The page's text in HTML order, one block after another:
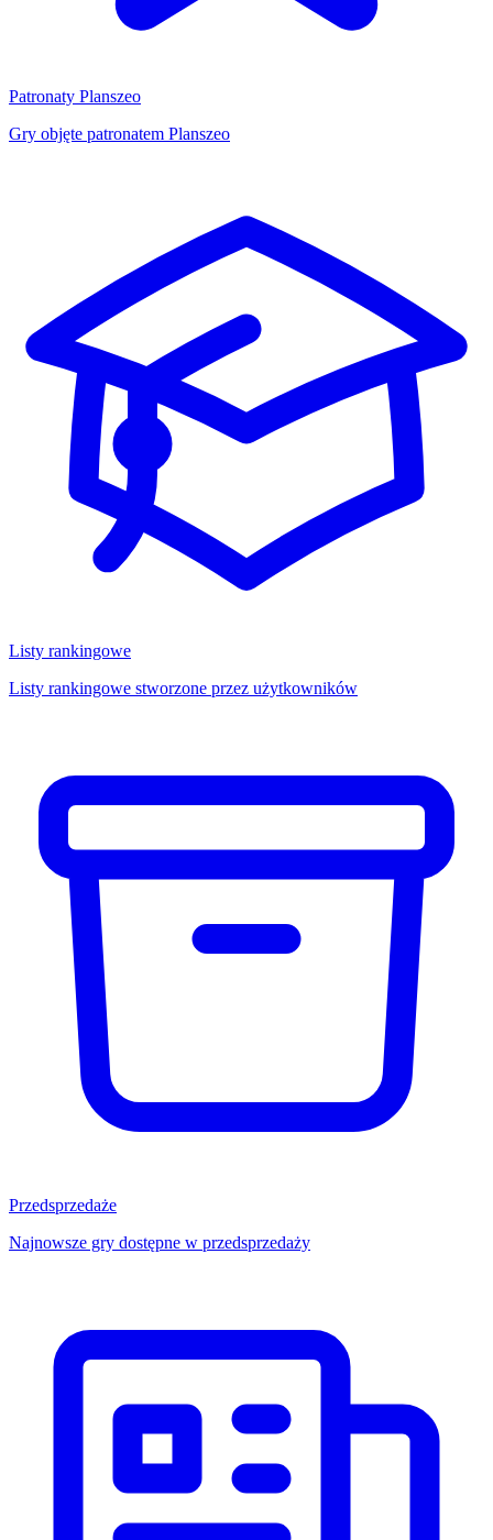
Patronaty Planszeo
Gry objęte patronatem Planszeo
Listy rankingowe
Listy rankingowe stworzone przez użytkowników
Przedsprzedaże
Najnowsze gry dostępne w przedsprzedaży